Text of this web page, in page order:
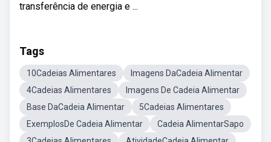
transferência de energia e ...
Tags
10Cadeias Alimentares
Imagens DaCadeia Alimentar
4Cadeias Alimentares
Imagens De Cadeia Alimentar
Base DaCadeia Alimentar
5Cadeias Alimentares
ExemplosDe Cadeia Alimentar
Cadeia AlimentarSapo